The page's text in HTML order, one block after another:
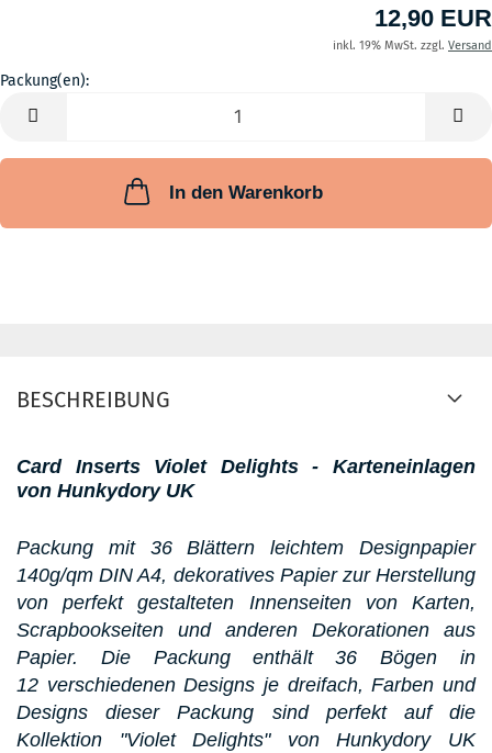
12,90 EUR
inkl. 19% MwSt. zzgl. Versand
Packung(en):
In den Warenkorb
BESCHREIBUNG
Card Inserts Violet Delights - Karteneinlagen
von Hunkydory UK
Packung mit 36 Blättern leichtem Designpapier
140g/qm DIN A4, dekoratives Papier zur Herstellung
von perfekt gestalteten Innenseiten von Karten,
Scrapbookseiten und anderen Dekorationen aus
Papier. Die Packung enthält 36 Bögen in
12 verschiedenen Designs je dreifach, Farben und
Designs dieser Packung sind perfekt auf die
Kollektion "Violet Delights" von Hunkydory UK